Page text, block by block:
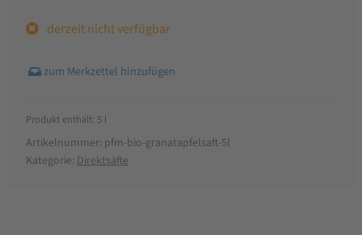
derzeit nicht verfügbar
Produkt enthält: 5 l
Artikelnummer: pfm-bio-granatapfelsaft-5l
Kategorie: Direktsäfte